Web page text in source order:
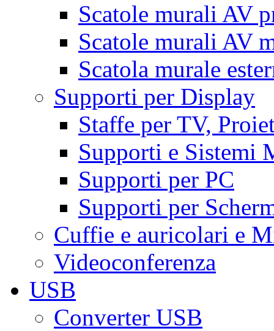
Scatole murali AV
Scatole murali AV
Scatola murale
Supporti per Display
Staffe per TV,
Supporti e Sistemi
Supporti per PC
Supporti per
Cuffie e auricolari e
Videoconferenza
USB
Converter USB